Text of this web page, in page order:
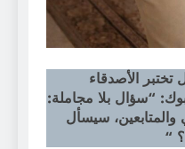
الأصدقاء
“سؤال بلا مجاملة:
سيسأل
“